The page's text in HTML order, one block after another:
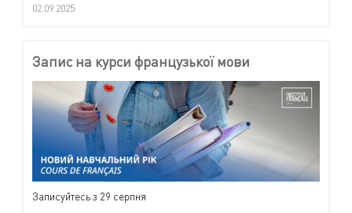
02.09.2025
Запис на курси французької мови
Записуйтесь з 29 серпня